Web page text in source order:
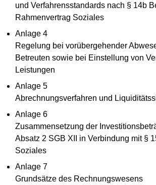
und Verfahrensstandards nach § 14b
Rahmenvertrag Soziales
Anlage 4
Regelung bei vorübergehender
Betreuten sowie bei Einstellung von
Leistungen
Anlage 5
Abrechnungsverfahren und
Anlage 6
Zusammensetzung der
Absatz 2 SGB XII in Verbindung mit §
Soziales
Anlage 7
Grundsätze des Rechnungswesens